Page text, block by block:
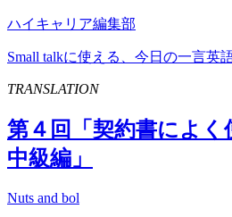
ハイキャリア編集部
Small talkに使える、今日の一言英
TRANSLATION
第４回「契約書によく
中級編」
Nuts and bol